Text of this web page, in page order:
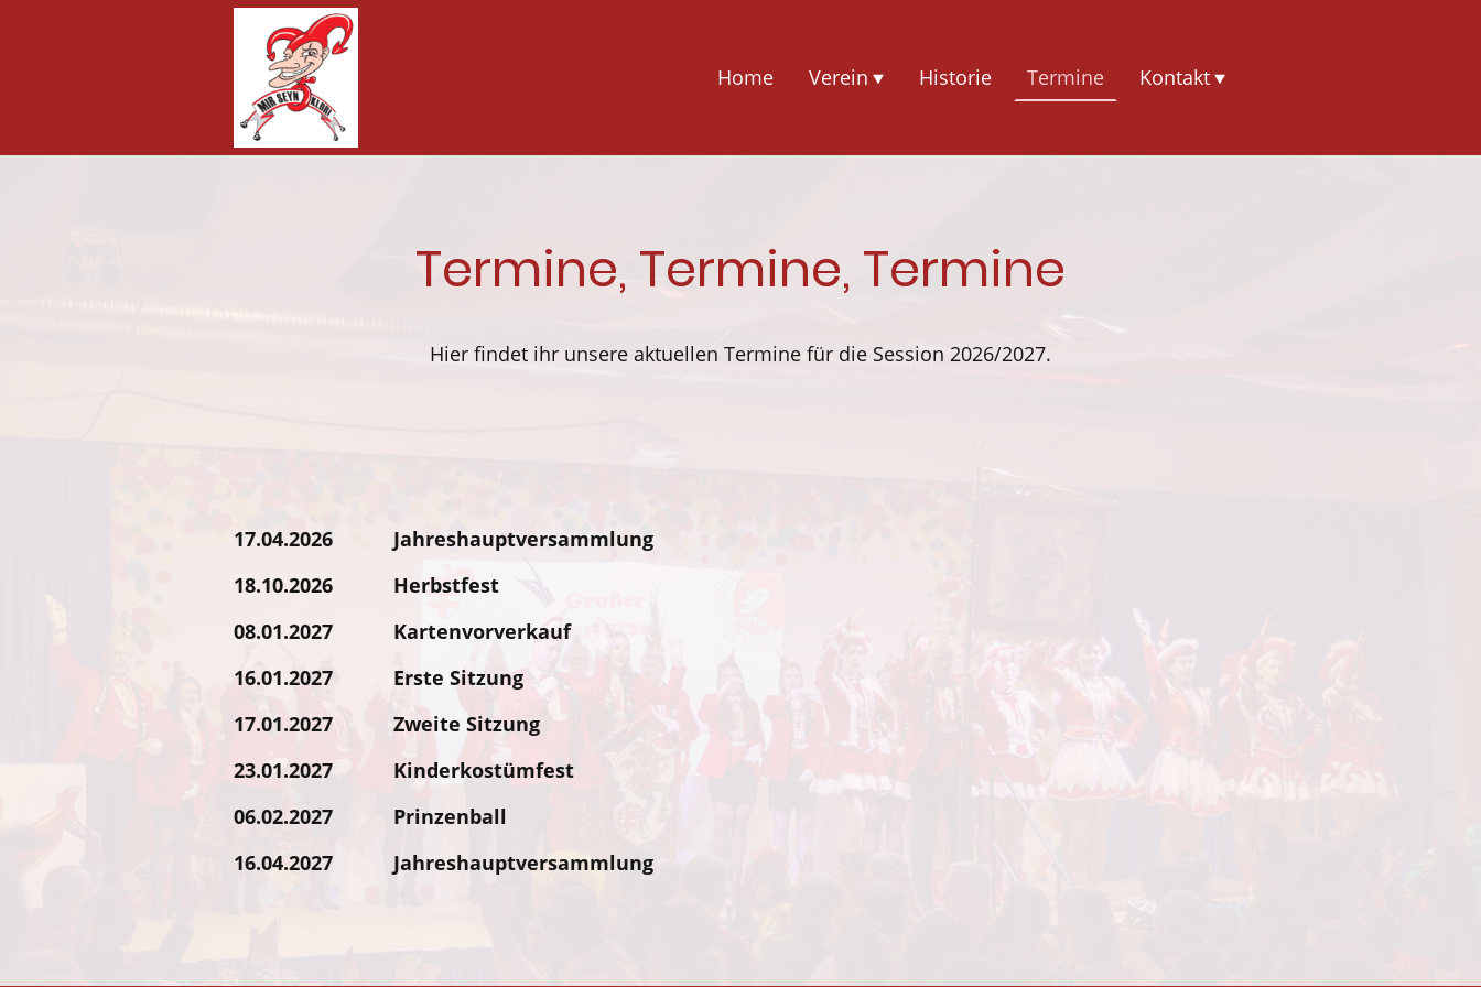
Home Verein Historie Termine Kontakt
Termine, Termine, Termine
Hier findet ihr unsere aktuellen Termine für die Session 2026/2027.
17.04.2026 Jahreshauptversammlung
18.10.2026 Herbstfest
08.01.2027 Kartenvorverkauf
16.01.2027 Erste Sitzung
17.01.2027 Zweite Sitzung
23.01.2027 Kinderkostümfest
06.02.2027 Prinzenball
16.04.2027 Jahreshauptversammlung